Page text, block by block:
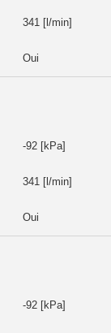
341 [l/min]
Oui
-92 [kPa]
341 [l/min]
Oui
-92 [kPa]